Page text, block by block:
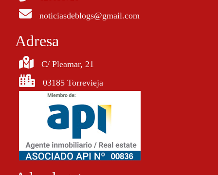
noticiasdeblogs@gmail.com
Adresa
C/ Pleamar, 21
03185 Torrevieja